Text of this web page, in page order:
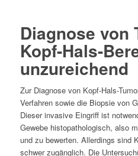
Diagnose von
Kopf-Hals-
unzureichend
Zur Diagnose von Kopf-Hals-
Verfahren sowie die Biopsie von
Dieser invasive Eingriff ist
Gewebe histopathologisch, also
und zu bewerten. Allerdings sind
schwer zugänglich. Die